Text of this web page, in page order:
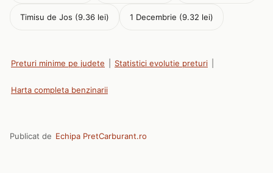
Timisu de Jos (9.36 lei) 1 Decembrie (9.32 lei)
Preturi minime pe judete Statistici evolutie preturi
Harta completa benzinarii
Publicat de Echipa PretCarburant.ro